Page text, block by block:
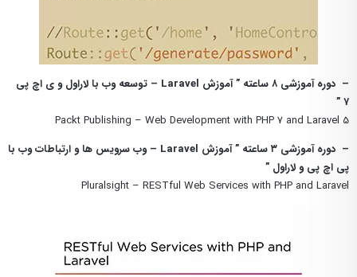
– دوره آموزشی ۸ ساعته ” آموزش Laravel – توسعه وب با لاراول و ی اچ پی
۷ ”
Packt Publishing – Web Development with PHP 7 and Laravel 5
– دوره آموزشی ۳ ساعته ” آموزش Laravel – وب سرویس ها و ارتباطات وب با
پی اچ پی و لاراول ”
Pluralsight – RESTful Web Services with PHP and Laravel